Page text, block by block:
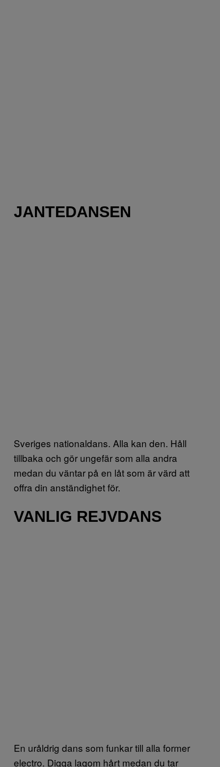
JANTEDANSEN
Sveriges nationaldans. Alla kan den. Håll
tillbaka och gör ungefär som alla andra
medan du väntar på en låt som är värd att
offra din anständighet för.
VANLIG REJVDANS
En uråldrig dans som funkar till alla former
electro. Digga lagom hårt medan du tar